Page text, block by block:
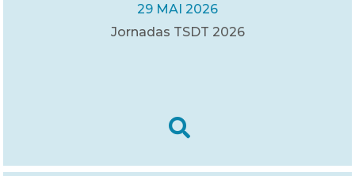
29 MAI 2026
Jornadas TSDT 2026